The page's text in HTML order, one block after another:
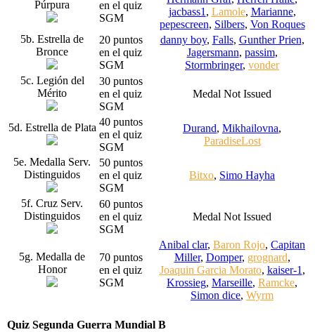
Púrpura
en el quiz
SGM
jacbass1 , Lamole, Marianne,
pepescreen, Silbers, Von Roques
5b. Estrella de
Bronce
20 puntos
en el quiz
SGM
danny boy, Falls, Gunther Prien,
Jagersmann, passim,
Stormbringer, vonder
5c. Legión del
Mérito
30 puntos
en el quiz
SGM
Medal Not Issued
5d. Estrella de Plata 40 puntos
en el quiz
SGM
Durand, Mikhailovna,
ParadiseLost
5e. Medalla Serv.
Distinguidos
50 puntos
en el quiz
SGM
Bitxo, Simo Hayha
5f. Cruz Serv.
Distinguidos
60 puntos
en el quiz
SGM
Medal Not Issued
5g. Medalla de
Honor
70 puntos
en el quiz
SGM
Anibal clar, Baron Rojo, Capitan
Miller, Domper, grognard,
Joaquin Garcia Morato, kaiser-1 ,
Krossieg, Marseille, Ramcke,
Simon dice, Wyrm
Quiz Segunda Guerra Mundial B